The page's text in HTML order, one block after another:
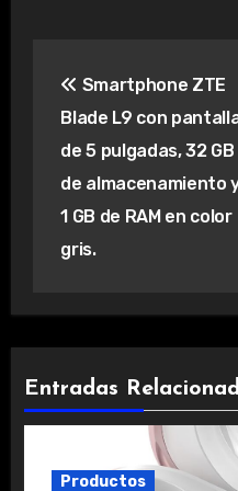
de
entradas
Smartphone ZTE
Blade L9 con
de 5 pulgadas, 32 GB
de almacenamiento
1 GB de RAM en color
gris.
Entradas
Productos